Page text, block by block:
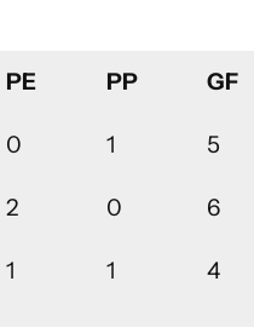
PE PP GF
0 1 5
2 0 6
1 1 4